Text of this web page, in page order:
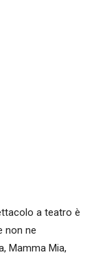
a teatro è
non ne
Mamma Mia,